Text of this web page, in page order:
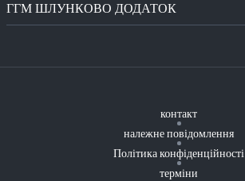
ГГМ ШЛУНКОВО ДОДАТОК
контакт
належне повідомлення
Політика конфіденційності
терміни